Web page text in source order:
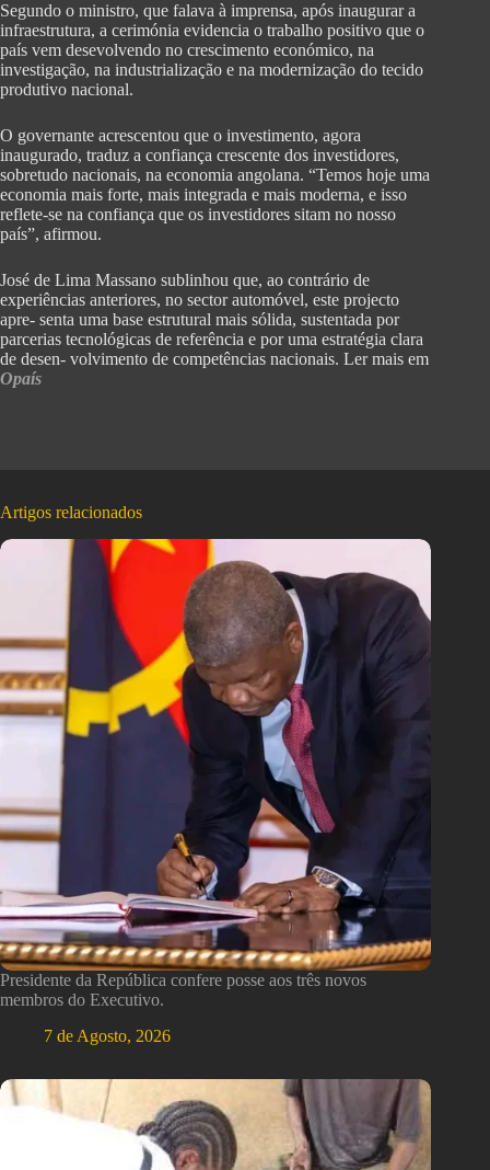
Segundo o ministro, que falava à imprensa, após inaugurar a
infraestrutura, a cerimónia evidencia o trabalho positivo que o
país vem desevolvendo no crescimento económico, na
investigação, na industrialização e na modernização do tecido
produtivo nacional.
O governante acrescentou que o investimento, agora
inaugurado, traduz a confiança crescente dos investidores,
sobretudo nacionais, na economia angolana. “Temos hoje uma
economia mais forte, mais integrada e mais moderna, e isso
reflete-se na confiança que os investidores sitam no nosso
país”, afirmou.
José de Lima Massano sublinhou que, ao contrário de
experiências anteriores, no sector automóvel, este projecto
apre- senta uma base estrutural mais sólida, sustentada por
parcerias tecnológicas de referência e por uma estratégia clara
de desen- volvimento de competências nacionais. Ler mais em
Opaís
Artigos relacionados
Presidente da República confere posse aos três novos
membros do Executivo.
7 de Agosto, 2026